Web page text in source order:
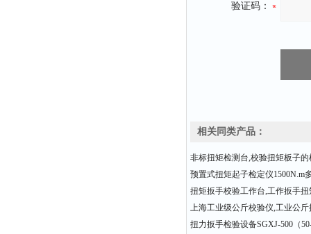
验证码：
相关同类产品：
非标扭矩检测台,校验扭矩板子
预置式扭矩起子检定仪1500N.m
扭矩扳手校验工作台,工作扳手
上海工业级公斤校验仪,工业公
扭力扳手检验设备SGXJ-500（